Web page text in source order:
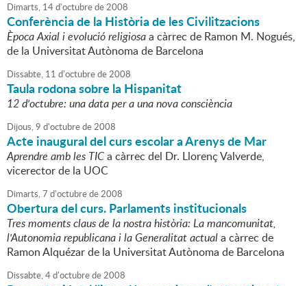
Dimarts, 14d'octubrede2008
Conferència de la Història de les Civilitzacions
Època Axial i evolució religiosaa càrrec de Ramon M. Nogués,
de la Universitat Autònoma de Barcelona
Dissabte, 11 d'octubrede2008
Taula rodona sobre la Hispanitat
12 d'octubre: una data per a una nova consciència
Dijous,9 d'octubrede2008
Acte inaugural del curs escolar a Arenys de Mar
Aprendre amb les TICa càrrec del Dr. Llorenç Valverde,
vicerector de la UOC
Dimarts,7 d'octubrede2008
Obertura del curs. Parlaments institucionals
Tres moments claus de la nostra història: La mancomunitat,
l'Autonomia republicana i la Generalitat actuala càrrec de
Ramon Alquézar de la Universitat Autònoma de Barcelona
Dissabte,4d'octubrede2008